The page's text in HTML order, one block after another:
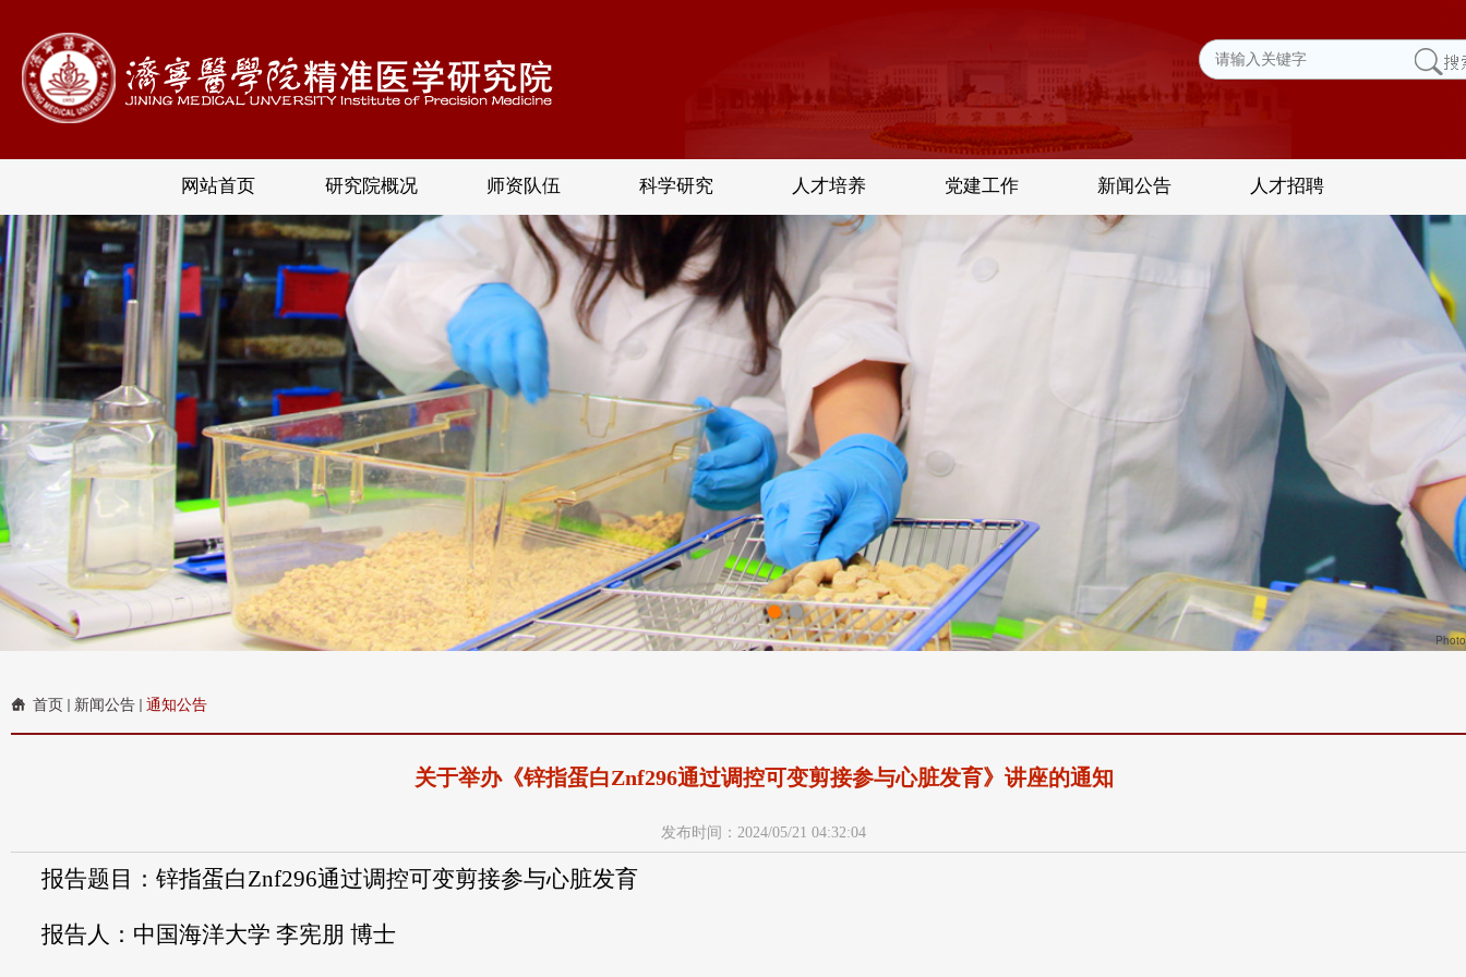
网站首页 研究院概况 师资队伍 科学研究 人才培养 党建工作 新闻公告 人才招聘
首页 新闻公告 通知公告
关于举办《锌指蛋白Znf296通过调控可变剪接参与心脏发育》讲座的通知
发布时间：2024/05/21 04:32:04
报告题目： 锌指蛋白Znf296通过调控可变剪接参与心脏发育
报告人：中国海洋大学 李宪朋 博士